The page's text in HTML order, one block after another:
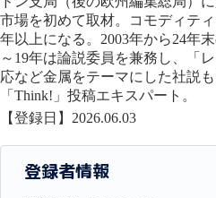
市場を初めて取材。コモディテ
年以上になる。2003年から24年
～19年は論説委員を兼務し、「
応など金属をテーマにした社説
「Think!」投稿エキスパート。
【登録日】2026.06.03
登録者情報